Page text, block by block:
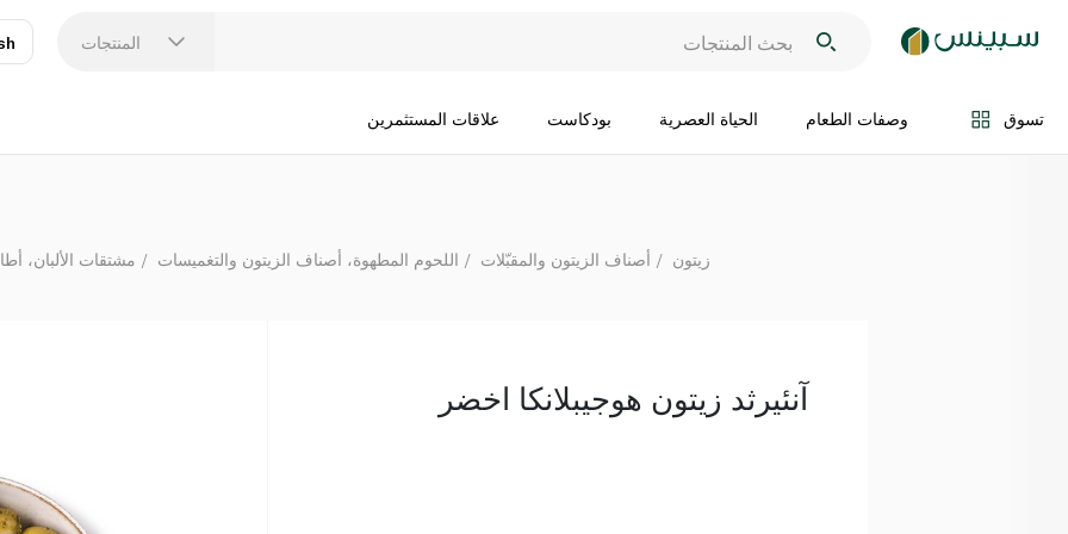
المنتجات
تسوق وصفات الطعام الحياة العصرية بودكاست علاقات المستثمرين
اضف الى السلة
مشتقات الألبان، اللحوم المطهوة، أصناف الزيتون والتغميسات أصناف الزيتون والمقبّلات
زيتون
آنئيرثد زيتون هوجيبلانكا اخضر